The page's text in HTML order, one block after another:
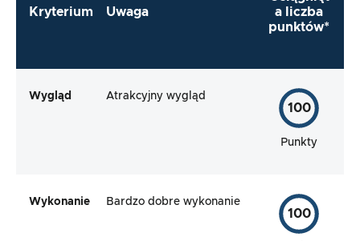
Kryterium Uwaga
a liczba
punktów*
Wygląd Atrakcyjny wygląd
100
Punkty
Wykonanie Bardzo dobre wykonanie
100